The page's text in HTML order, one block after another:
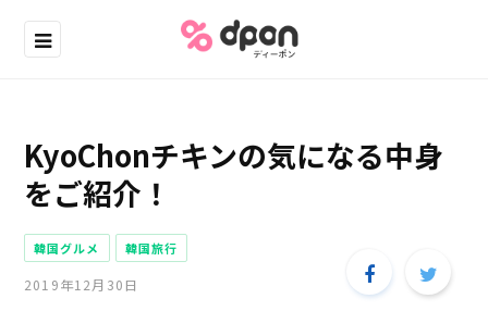
韓国グルメ 韓国旅行
KyoChonチキンの気になる中身
をご紹介！
2019年12月30日